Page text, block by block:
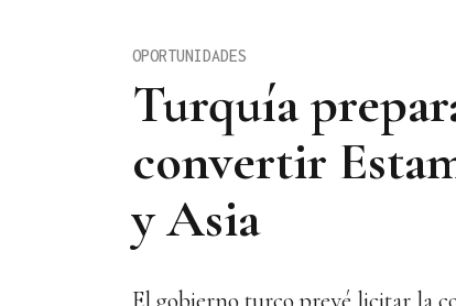
Turquía
convertir
y Asia
OPORTUNIDADES